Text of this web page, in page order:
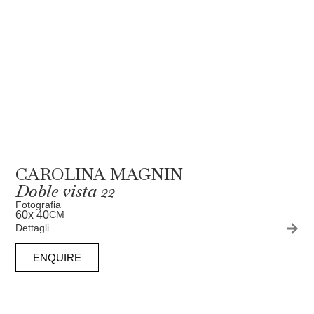
CAROLINA MAGNIN
Doble vista 22
Fotografia
60x 40CM
Dettagli
ENQUIRE